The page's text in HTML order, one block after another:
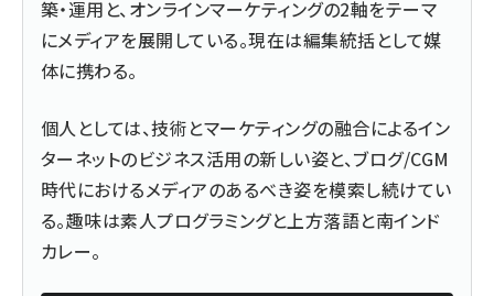
築・運用と、オンラインマーケティングの2軸をテーマ
にメディアを展開している。現在は編集統括として媒
体に携わる。
個人としては、技術とマーケティングの融合によるイン
ターネットのビジネス活用の新しい姿と、ブログ/CGM
時代におけるメディアのあるべき姿を模索し続けてい
る。趣味は素人プログラミングと上方落語と南インド
カレー。